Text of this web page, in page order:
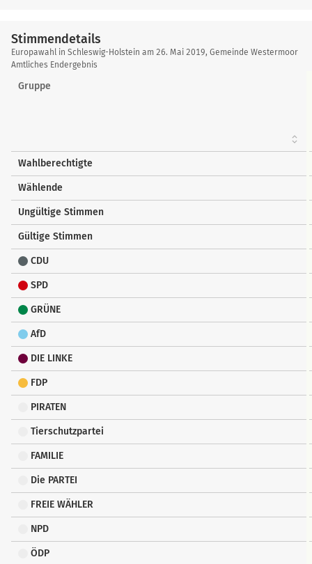
Stimmendetails
Stimmendetails
Europawahl in Schleswig-Holstein am 26. Mai 2019, Gemeinde Westermoor
Amtliches Endergebnis
Gruppe
Wahlberechtigte
Wählende
Ungültige Stimmen
Gültige Stimmen
CDU
SPD
GRÜNE
AfD
DIE LINKE
FDP
PIRATEN
Tierschutzpartei
FAMILIE
Die PARTEI
FREIE WÄHLER
NPD
ÖDP